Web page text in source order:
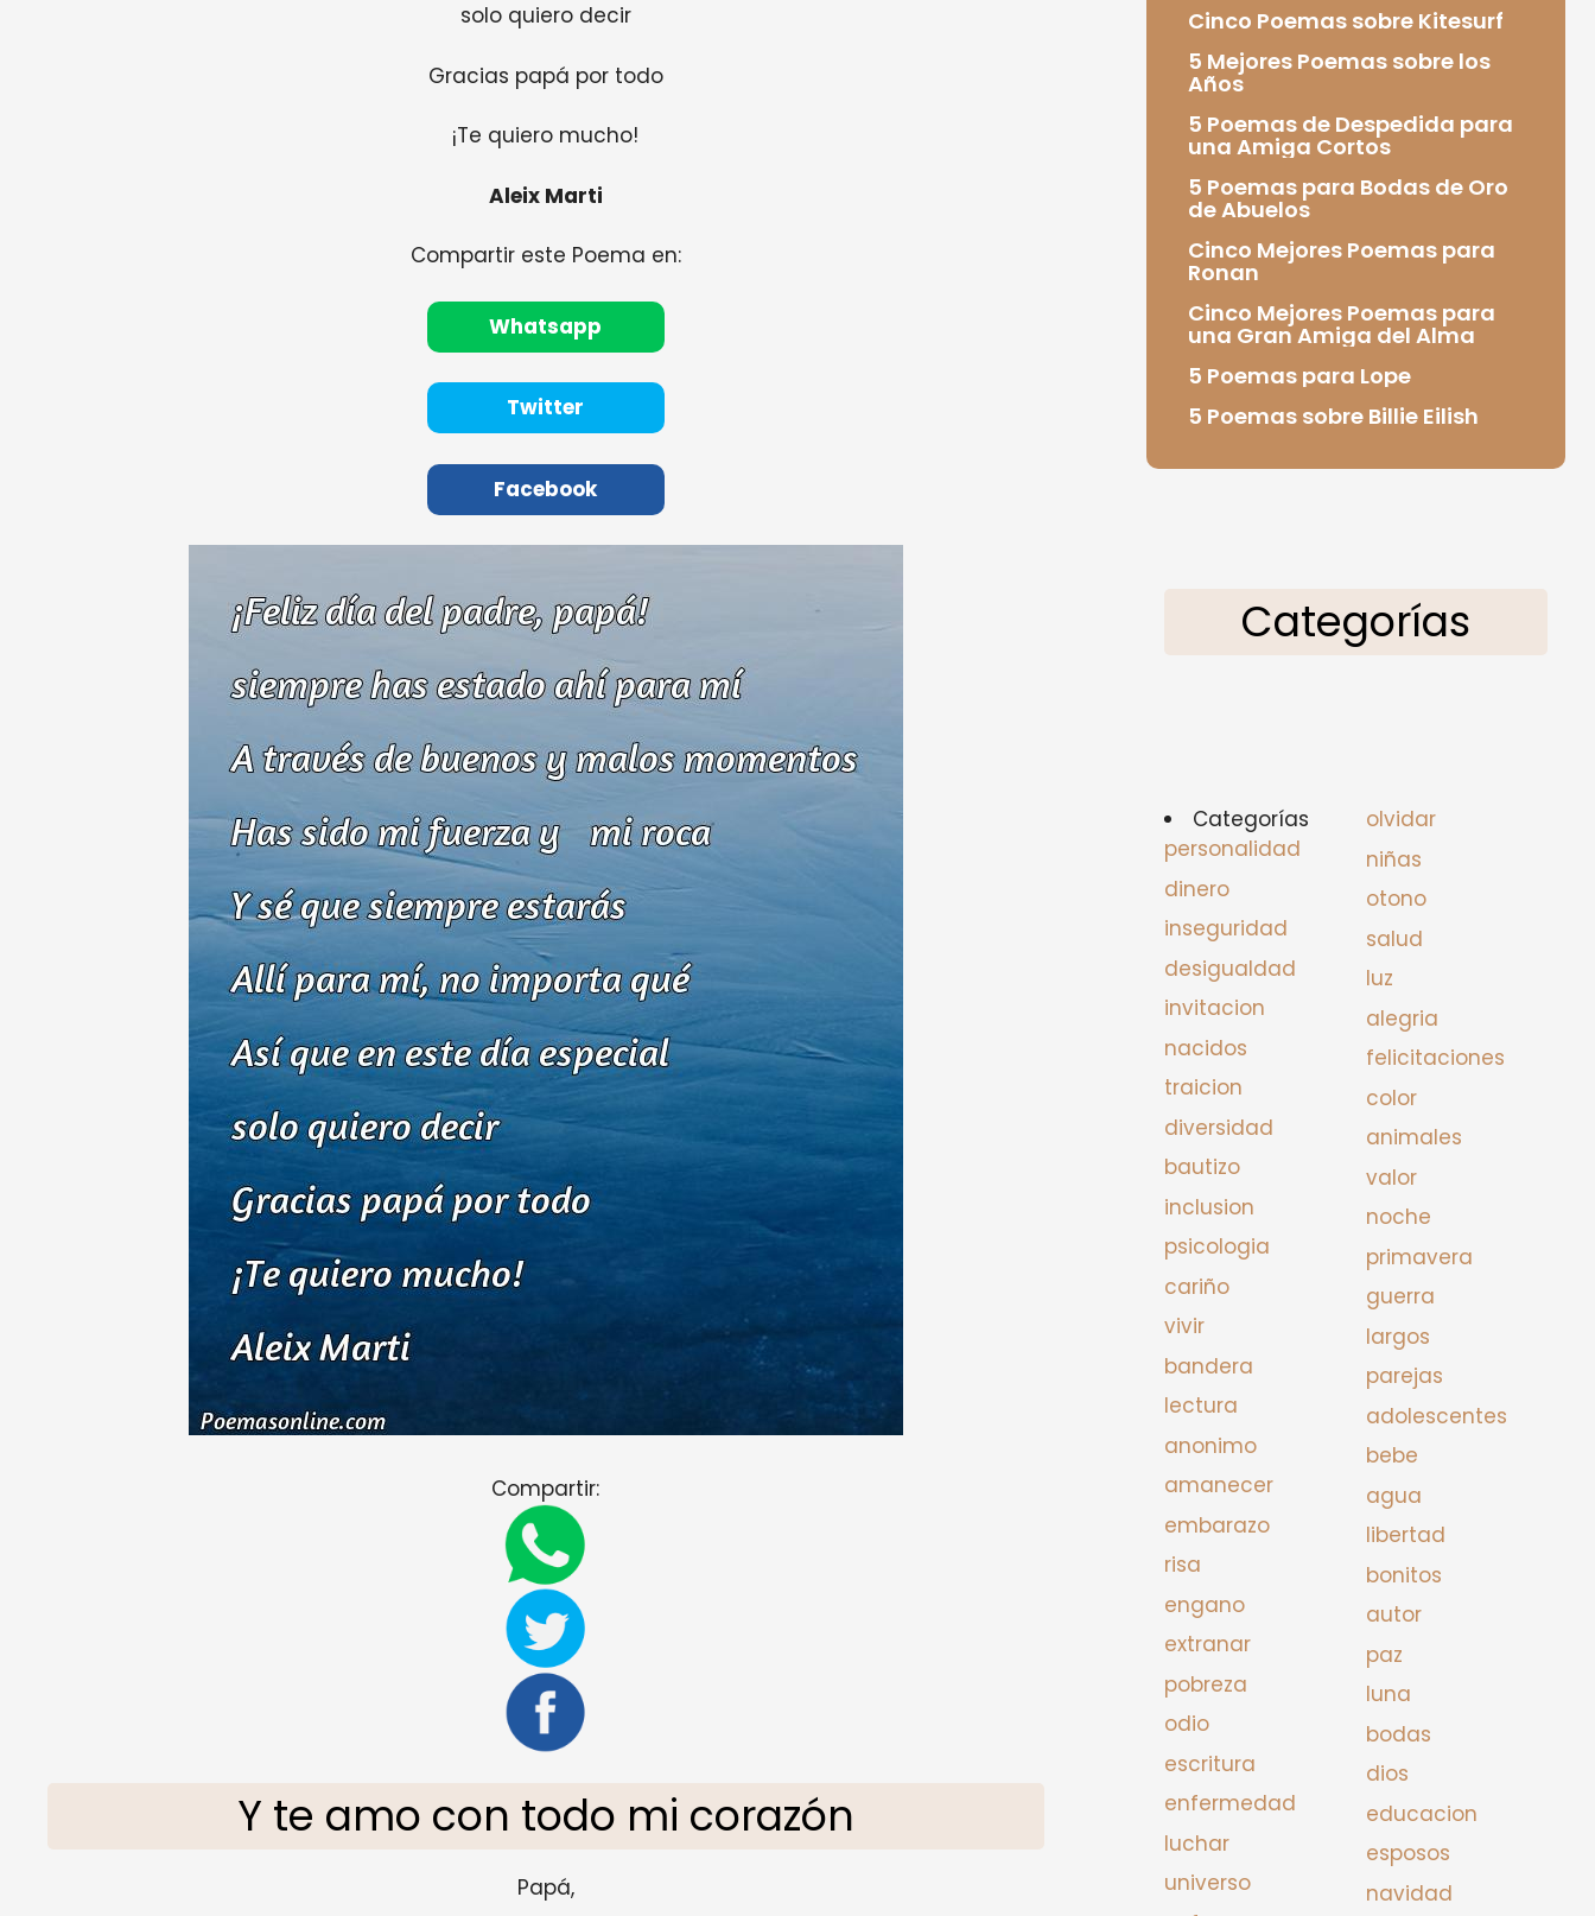
solo quiero decir
Gracias papá por todo
¡Te quiero mucho!
Aleix Marti
Compartir este Poema en:
Whatsapp
Twitter
Facebook
Compartir:
Y te amo con todo mi corazón
Papá,
Cinco Poemas sobre Kitesurf
5 Mejores Poemas sobre los
Años
5 Poemas de Despedida para
una Amiga Cortos
5 Poemas para Bodas de Oro
de Abuelos
Cinco Mejores Poemas para
Ronan
Cinco Mejores Poemas para
una Gran Amiga del Alma
5 Poemas para Lope
5 Poemas sobre Billie Eilish
Categorías
Categorías
personalidad
dinero
inseguridad
desigualdad
invitacion
nacidos
traicion
diversidad
bautizo
inclusion
psicologia
cariño
vivir
bandera
lectura
anonimo
amanecer
embarazo
risa
engano
extranar
pobreza
odio
escritura
enfermedad
luchar
universo
olvidar
niñas
otono
salud
luz
alegria
felicitaciones
color
animales
valor
noche
primavera
guerra
largos
parejas
adolescentes
bebe
agua
libertad
bonitos
autor
paz
luna
bodas
dios
educacion
esposos
navidad